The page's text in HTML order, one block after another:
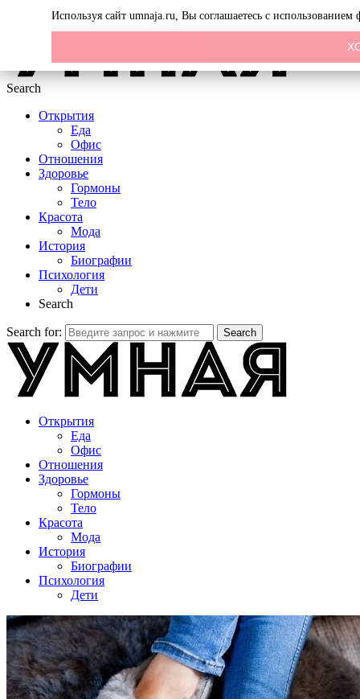
Search
Открытия
Еда
Офис
Отношения
Здоровье
Гормоны
Тело
Красота
Мода
История
Биографии
Психология
Дети
Search
Search for: Search
Открытия
Еда
Офис
Отношения
Здоровье
Гормоны
Тело
Красота
Мода
История
Биографии
Психология
Дети
Используя сайт umnaja.ru, Вы соглашаетесь с использованием